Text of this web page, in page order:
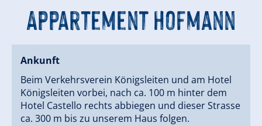
Appartement Hofmann
Ankunft
Beim Verkehrsverein Königsleiten und am Hotel
Königsleiten vorbei, nach ca. 100 m hinter dem
Hotel Castello rechts abbiegen und dieser Strasse
ca. 300 m bis zu unserem Haus folgen.